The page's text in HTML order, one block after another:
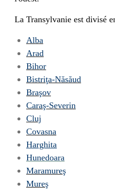
La Transylvanie est divisé
Alba
Arad
Bihor
Bistriţa-Năsăud
Braşov
Caraş-Severin
Cluj
Covasna
Harghita
Hunedoara
Maramureş
Mureş